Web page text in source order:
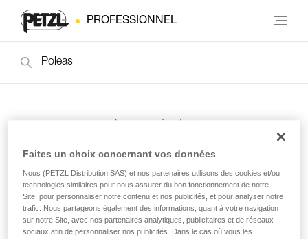
PROFESSIONNEL
Faites un choix concernant vos données
Nous (PETZL Distribution SAS) et nos partenaires utilisons des cookies et/ou
technologies similaires pour nous assurer du bon fonctionnement de notre
Site, pour personnaliser notre contenu et nos publicités, et pour analyser notre
trafic. Nous partageons également des informations, quant à votre navigation
sur notre Site, avec nos partenaires analytiques, publicitaires et de réseaux
sociaux afin de personnaliser nos publicités. Dans le cas où vous les